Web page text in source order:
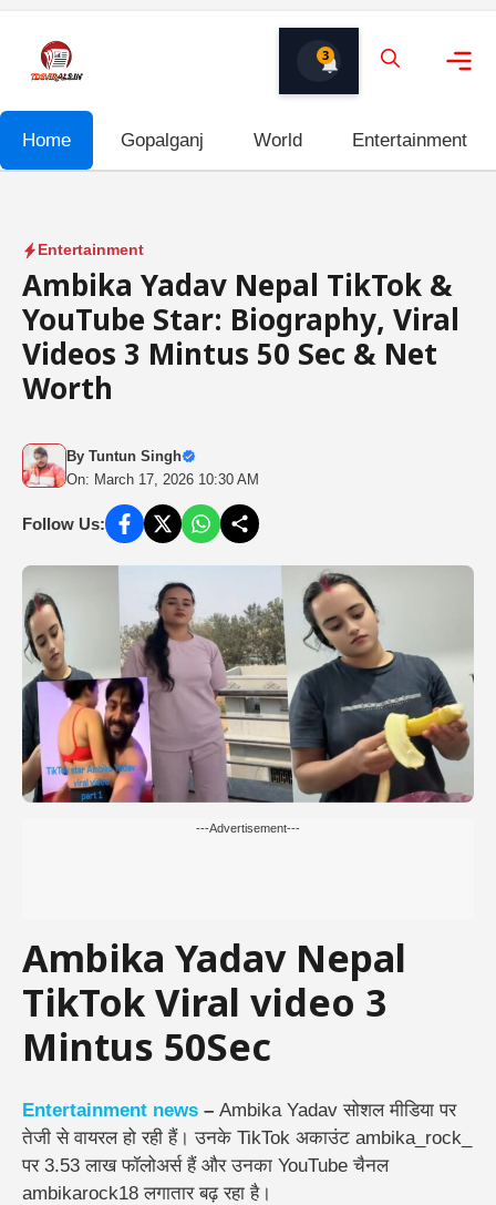
content
3
Home Gopalganj World Entertainment
Entertainment
Ambika Yadav Nepal TikTok &
YouTube Star: Biography, Viral
Videos 3 Mintus 50 Sec & Net
Worth
By Tuntun Singh
On: March 17, 2026 10:30 AM
Follow Us:
---Advertisement---
Ambika Yadav Nepal
TikTok Viral video 3
Mintus 50Sec
Entertainment news – Ambika Yadav सोशल मीडिया पर
तेजी से वायरल हो रही हैं। उनके TikTok अकाउंट ambika_rock_
पर 3.53 लाख फॉलोअर्स हैं और उनका YouTube चैनल
ambikarock18 लगातार बढ़ रहा है।